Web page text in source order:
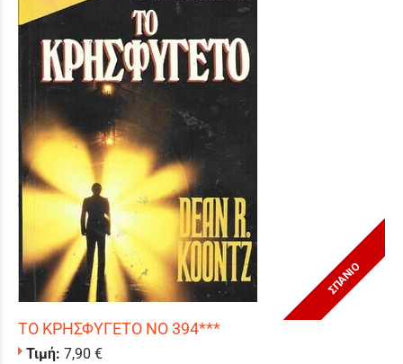
ΣΠΑΝΙΟ
ΤΟ ΚΡΗΣΦΥΓΕΤΟ ΝΟ 394***
Τιμή: 7,90 €